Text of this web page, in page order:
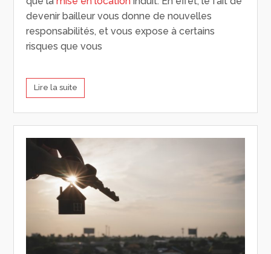
devenir bailleur vous donne de nouvelles
responsabilités, et vous expose à certains
risques que vous
Lire la suite